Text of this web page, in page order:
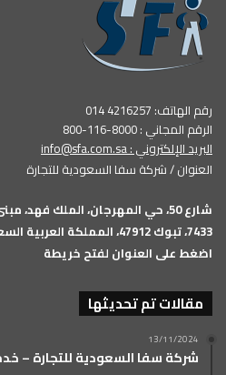
رقم الهاتف: 4216257 014
الرقم المجاني : 8000-116-800
البريد الإلكتروني :info@sfa.com.sa
العنوان / شركة سفا السعودية للتجارة
7433، تبوك 47912، المملكة العربية السعودية
اضغط على العنوان لفتح خريطة
مقالات تم تحديثها
13/11/2024
شركة سفا السعودية للتجارة –